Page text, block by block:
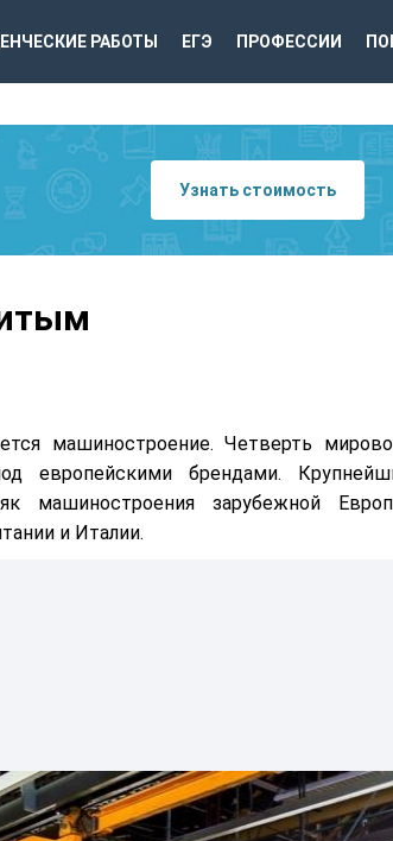
РАБОТЫ ЕГЭ ПРОФЕССИИ
Узнать стоимость
машиностроение. Четверть
европейскими брендами.
машиностроения зарубежной
и Италии.